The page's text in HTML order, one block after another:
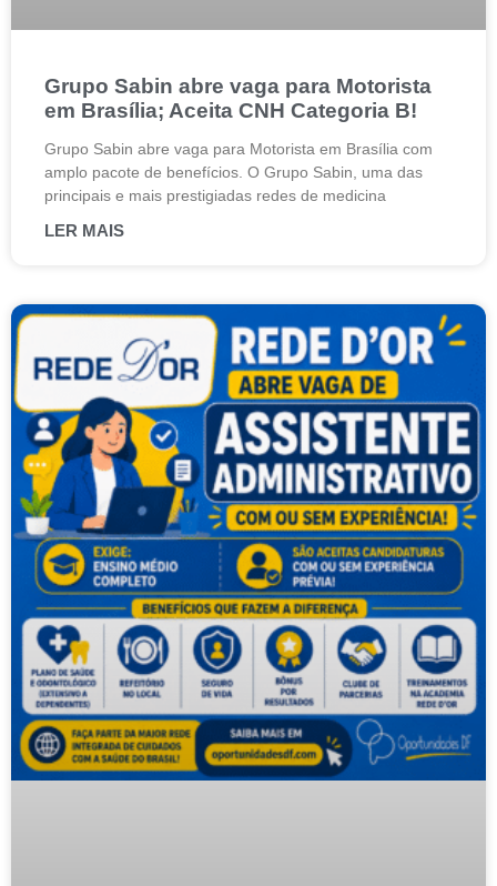
Grupo Sabin abre vaga para Motorista
em Brasília; Aceita CNH Categoria B!
Grupo Sabin abre vaga para Motorista em Brasília com
amplo pacote de benefícios. O Grupo Sabin, uma das
principais e mais prestigiadas redes de medicina
LER MAIS